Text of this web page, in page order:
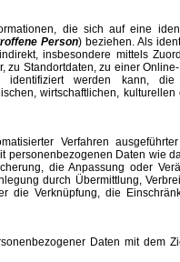
die sich auf eine
Person) beziehen. Als
insbesondere mittels
zu Standortdaten, zu einer
identifiziert werden kann,
wirtschaftlichen,
Verfahren
personenbezogenen Daten wie
die Anpassung oder
durch Übermittlung,
die Verknüpfung, die
Daten mit dem